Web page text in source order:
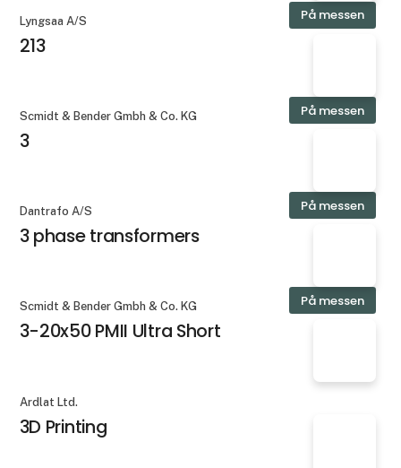
På messen
Lyngsaa A/S
213
På messen
Scmidt & Bender Gmbh & Co. KG
3
På messen
Dantrafo A/S
3 phase transformers
På messen
Scmidt & Bender Gmbh & Co. KG
3-20x50 PMII Ultra Short
Ardlat Ltd.
3D Printing